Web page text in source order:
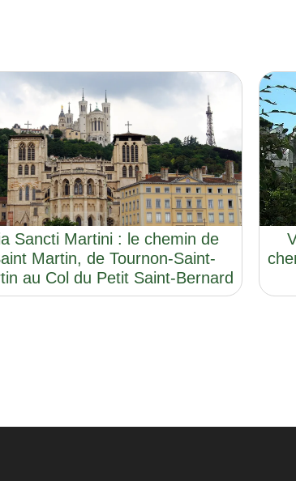
Sancti Martini : le chemin de
Martin, de Tournon-Saint-
au Col du Petit Saint-Bernard